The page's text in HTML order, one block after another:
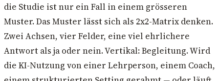
die Studie ist nur ein Fall in einem grösseren
Muster. Das Muster lässt sich als 2x2-Matrix denken.
Zwei Achsen, vier Felder, eine viel ehrlichere
Antwort als ja oder nein. Vertikal: Begleitung. Wird
die KI-Nutzung von einer Lehrperson, einem Coach,